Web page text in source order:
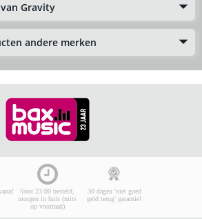
Gravity
andere merken
Voor 23:00 besteld,
morgen in huis (mits
op voorraad)
30 dagen 'niet goed
geld terug' garantie!